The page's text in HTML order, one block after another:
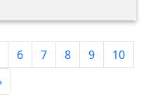
6 7 8 9
10
最後頁